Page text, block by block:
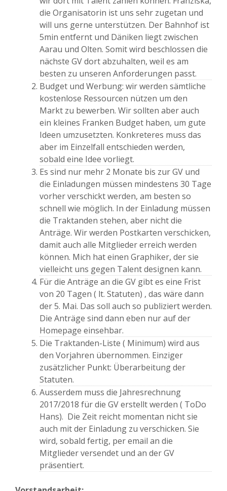
die Organisatorin ist uns sehr zugetan und
will uns gerne unterstützen. Der Bahnhof ist
5min entfernt und Däniken liegt zwischen
Aarau und Olten. Somit wird beschlossen die
nächste GV dort abzuhalten, weil es am
besten zu unseren Anforderungen passt.
Budget und Werbung: wir werden sämtliche
kostenlose Ressourcen nützen um den
Markt zu bewerben. Wir sollten aber auch
ein kleines Franken Budget haben, um gute
Ideen umzusetzten. Konkreteres muss das
aber im Einzelfall entschieden werden,
sobald eine Idee vorliegt.
Es sind nur mehr 2 Monate bis zur GV und
die Einladungen müssen mindestens 30 Tage
vorher verschickt werden, am besten so
schnell wie möglich. In der Einladung müssen
die Traktanden stehen, aber nicht die
Anträge. Wir werden Postkarten verschicken,
damit auch alle Mitglieder erreich werden
können. Mich hat einen Graphiker, der sie
vielleicht uns gegen Talent designen kann.
Für die Anträge an die GV gibt es eine Frist
von 20 Tagen ( lt. Statuten) , das wäre dann
der 5. Mai. Das soll auch so publiziert werden.
Die Anträge sind dann eben nur auf der
Homepage einsehbar.
Die Traktanden-Liste ( Minimum) wird aus
den Vorjahren übernommen. Einziger
zusätzlicher Punkt: Überarbeitung der
Statuten.
Ausserdem muss die Jahresrechnung
2017/2018 für die GV erstellt werden ( ToDo
Hans). Die Zeit reicht momentan nicht sie
auch mit der Einladung zu verschicken. Sie
wird, sobald fertig, per email an die
Mitglieder versendet und an der GV
präsentiert.